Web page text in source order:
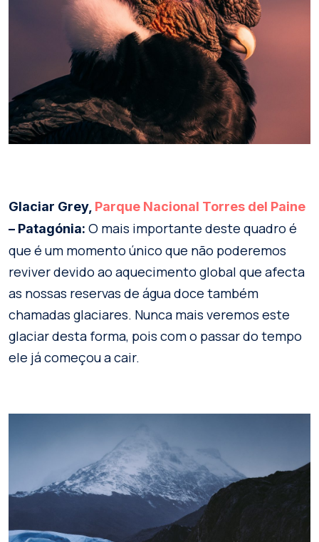
Glaciar Grey, Parque Nacional Torres del Paine
– Patagónia: O mais importante deste quadro é
que é um momento único que não poderemos
reviver devido ao aquecimento global que afecta
as nossas reservas de água doce também
chamadas glaciares. Nunca mais veremos este
glaciar desta forma, pois com o passar do tempo
ele já começou a cair.